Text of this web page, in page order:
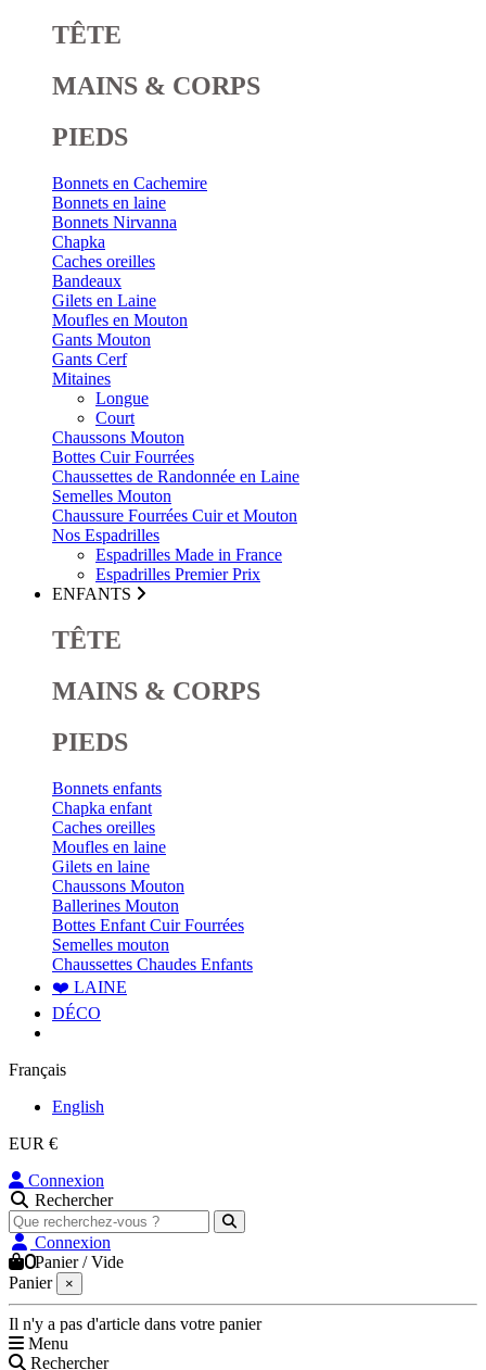
TÊTE
MAINS & CORPS
PIEDS
Bonnets en Cachemire
Bonnets en laine
Bonnets Nirvanna
Chapka
Caches oreilles
Bandeaux
Gilets en Laine
Moufles en Mouton
Gants Mouton
Gants Cerf
Mitaines
Longue
Court
Chaussons Mouton
Bottes Cuir Fourrées
Chaussettes de Randonnée en Laine
Semelles Mouton
Chaussure Fourrées Cuir et Mouton
Nos Espadrilles
Espadrilles Made in France
Espadrilles Premier Prix
ENFANTS
TÊTE
MAINS & CORPS
PIEDS
Bonnets enfants
Chapka enfant
Caches oreilles
Moufles en laine
Gilets en laine
Chaussons Mouton
Ballerines Mouton
Bottes Enfant Cuir Fourrées
Semelles mouton
Chaussettes Chaudes Enfants
❤️ LAINE
DÉCO
Français
English
EUR €
Connexion
Rechercher
Connexion
0Panier /Vide
Panier
×
Il n'y a pas d'article dans votre panier
Menu
Rechercher